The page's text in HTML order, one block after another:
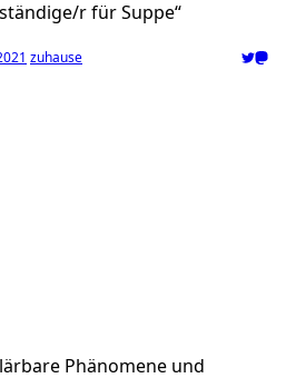
zuhause
Phänomene und